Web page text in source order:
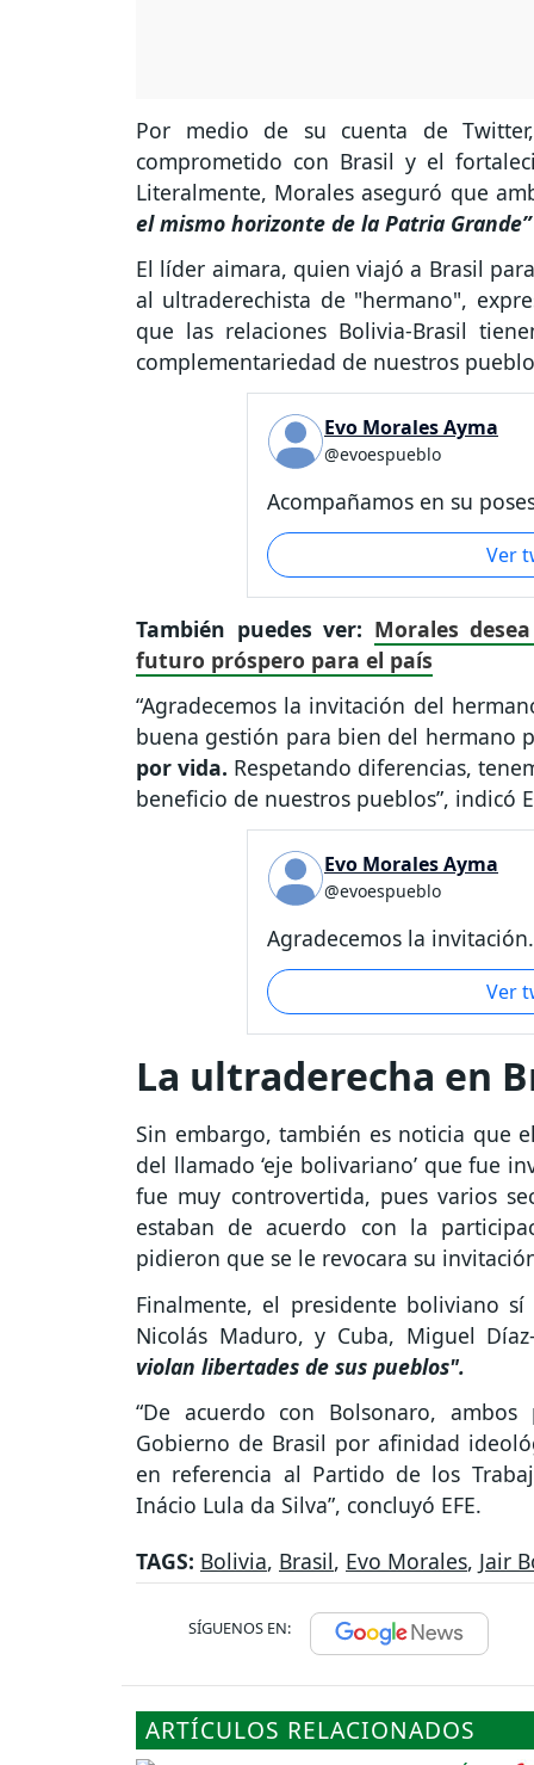
Por medio de su cuenta de
comprometido con Brasil y el
Literalmente, Morales aseguró que
el mismo horizonte de la Patria Grande”
El líder aimara, quien viajó a Brasil
al ultraderechista de "hermano",
que las relaciones Bolivia-Brasil
complementariedad de nuestros
Evo Morales Ayma
@evoespueblo
Acompañamos en su
Ver
También puedes ver: Morales
futuro próspero para el país
“Agradecemos la invitación del
buena gestión para bien del hermano
por vida. Respetando diferencias,
beneficio de nuestros pueblos”, indicó
Evo Morales Ayma
@evoespueblo
Agradecemos la
Ver
La ultraderecha en
Sin embargo, también es noticia que
del llamado ‘eje bolivariano’ que fue
fue muy controvertida, pues varios
estaban de acuerdo con la
pidieron que se le revocara su
Finalmente, el presidente boliviano
Nicolás Maduro, y Cuba, Miguel
violan libertades de sus pueblos".
“De acuerdo con Bolsonaro,
Gobierno de Brasil por afinidad
en referencia al Partido de los
Inácio Lula da Silva”, concluyó EFE.
TAGS: Bolivia, Brasil, Evo Morales, Jair
SÍGUENOS EN:
ARTÍCULOS RELACIONADOS